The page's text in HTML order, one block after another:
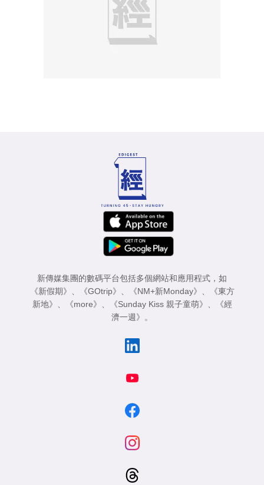
新傳媒集團的數碼平台包括多個網站和應用程式，如
《新假期》 、 《GOtrip》 、 《NM+新Monday》 、
《東方
新地》 、 《more》 、 《Sunday Kiss 親子童萌》 、
《經
濟一週》 。